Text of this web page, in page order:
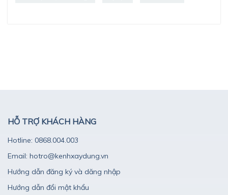
HỖ TRỢ KHÁCH HÀNG
Hotline: 0868.004.003
Email: hotro@kenhxaydung.vn
Hướng dẫn đăng ký và dăng nhập
Hướng dẫn đổi mật khẩu